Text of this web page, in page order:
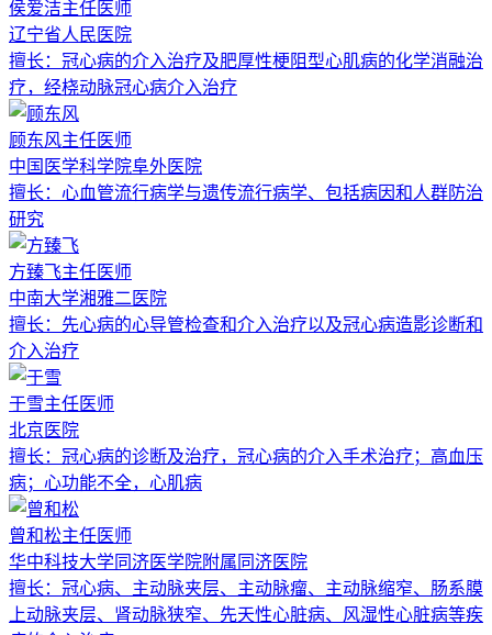
侯爱洁主任医师
辽宁省人民医院
擅长： 冠心病的介入治疗及肥厚性梗阻型心肌病的化学消融治
疗，经桡动脉冠心病介入治疗
顾东风主任医师
中国医学科学院阜外医院
擅长： 心血管流行病学与遗传流行病学、包括病因和人群防治
研究
方臻飞主任医师
中南大学湘雅二医院
擅长： 先心病的心导管检查和介入治疗以及冠心病造影诊断和
介入治疗
于雪主任医师
北京医院
擅长： 冠心病的诊断及治疗，冠心病的介入手术治疗；高血压
病；心功能不全，心肌病
曾和松主任医师
华中科技大学同济医学院附属同济医院
擅长： 冠心病、主动脉夹层、主动脉瘤、主动脉缩窄、肠系膜
上动脉夹层、肾动脉狭窄、先天性心脏病、风湿性心脏病等疾